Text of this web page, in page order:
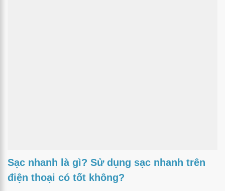
Sạc nhanh là gì? Sử dụng sạc nhanh trên
điện thoại có tốt không?